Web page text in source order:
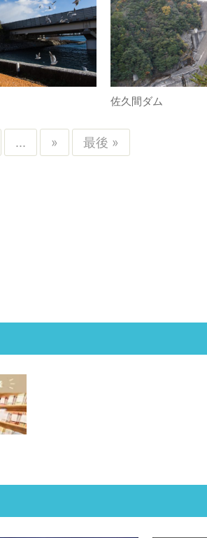
佐久間ダム
... » 最後 »